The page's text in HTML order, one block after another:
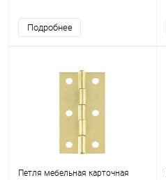
Подробнее
Петля мебельная карточная